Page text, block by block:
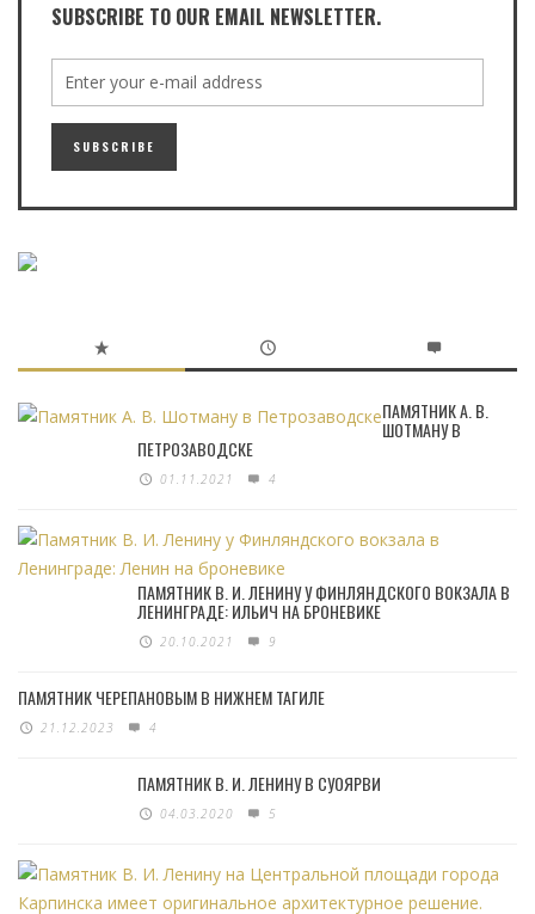
SUBSCRIBE TO OUR EMAIL NEWSLETTER.
ПАМЯТНИК А. В.
ШОТМАНУ В
ПЕТРОЗАВОДСКЕ
01.11.2021 4
ПАМЯТНИК В. И. ЛЕНИНУ У ФИНЛЯНДСКОГО ВОКЗАЛА В
ЛЕНИНГРАДЕ: ИЛЬИЧ НА БРОНЕВИКЕ
20.10.2021 9
ПАМЯТНИК ЧЕРЕПАНОВЫМ В НИЖНЕМ ТАГИЛЕ
21.12.2023 4
ПАМЯТНИК В. И. ЛЕНИНУ В СУОЯРВИ
04.03.2020 5